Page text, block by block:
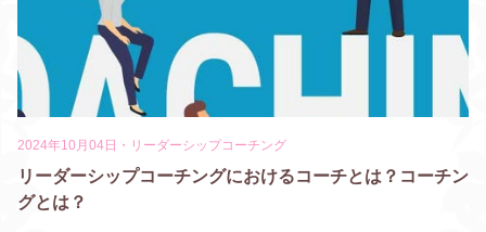
2024年10月04日 ・ リーダーシップコーチング
リーダーシップコーチングにおけるコーチとは？コーチン
グとは？